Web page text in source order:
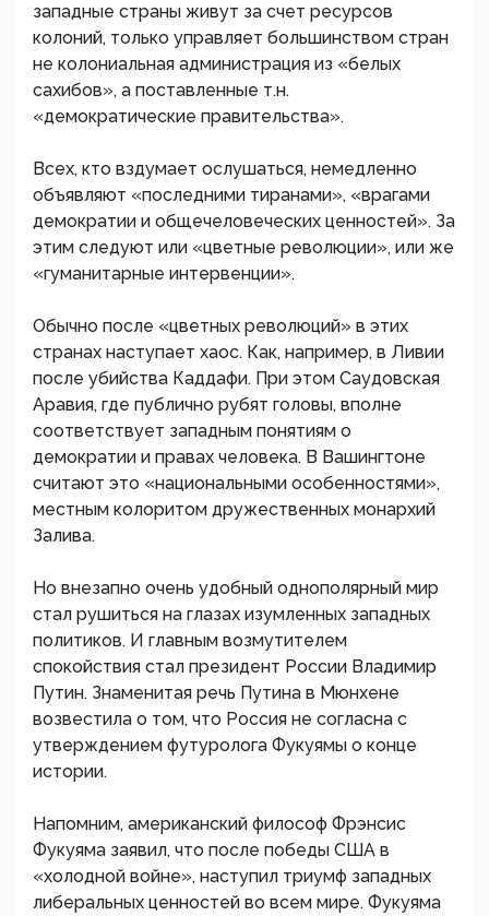
западные страны живут за счет ресурсов
колоний, только управляет большинством стран
не колониальная администрация из «белых
сахибов», а поставленные т.н.
«демократические правительства».
Всех, кто вздумает ослушаться, немедленно
объявляют «последними тиранами», «врагами
демократии и общечеловеческих ценностей». За
этим следуют или «цветные революции», или же
«гуманитарные интервенции».
Обычно после «цветных революций» в этих
странах наступает хаос. Как, например, в Ливии
после убийства Каддафи. При этом Саудовская
Аравия, где публично рубят головы, вполне
соответствует западным понятиям о
демократии и правах человека. В Вашингтоне
считают это «национальными особенностями»,
местным колоритом дружественных монархий
Залива.
Но внезапно очень удобный однополярный мир
стал рушиться на глазах изумленных западных
политиков. И главным возмутителем
спокойствия стал президент России Владимир
Путин. Знаменитая речь Путина в Мюнхене
возвестила о том, что Россия не согласна с
утверждением футуролога Фукуямы о конце
истории.
Напомним, американский философ Фрэнсис
Фукуяма заявил, что после победы США в
«холодной войне», наступил триумф западных
либеральных ценностей во всем мире. Фукуяма